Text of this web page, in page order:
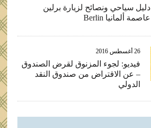
دليل سياحي ونصائح لزيارة برلين
عاصمة ألمانيا Berlin
26 أغسطس 2016
فيديو: لجوء المزنوق لقرض الصندوق
– عن الاقتراض من صندوق النقد
الدولي